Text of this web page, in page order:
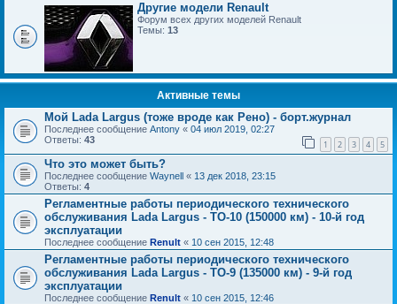
Другие модели Renault
Форум всех других моделей Renault
Темы: 13
Активные темы
Мой Lada Largus (тоже вроде как Рено) - борт.журнал
Последнее сообщение Antony « 04 июл 2019, 02:27
Ответы: 43 1 2 3 4 5
Что это может быть?
Последнее сообщение Waynell « 13 дек 2018, 23:15
Ответы: 4
Регламентные работы периодического технического
обслуживания Lada Largus - ТО-10 (150000 км) - 10-й год
эксплуатации
Последнее сообщение Renult « 10 сен 2015, 12:48
Регламентные работы периодического технического
обслуживания Lada Largus - ТО-9 (135000 км) - 9-й год
эксплуатации
Последнее сообщение Renult « 10 сен 2015, 12:46